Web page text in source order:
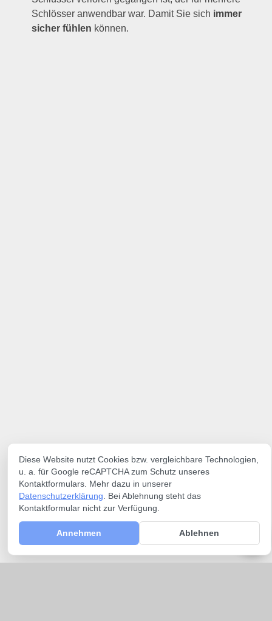
Schlösser anwendbar war. Damit Sie sich immer
sicher fühlen können.
Diese Website nutzt Cookies bzw. vergleichbare Technologien,
u. a. für Google reCAPTCHA zum Schutz unseres
Kontaktformulars. Mehr dazu in unserer
Datenschutzerklärung . Bei Ablehnung steht das
Kontaktformular nicht zur Verfügung.
Annehmen Ablehnen